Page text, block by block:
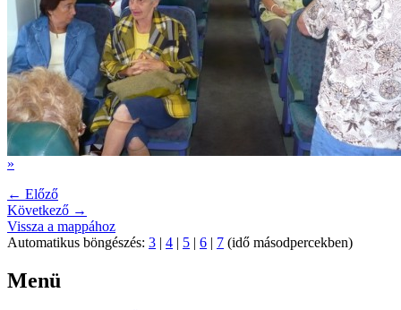
»
← Előző
Következő →
Vissza a mappához
Automatikus böngészés: 3 | 4 | 5 | 6 | 7 (idő másodpercekben)
Menü